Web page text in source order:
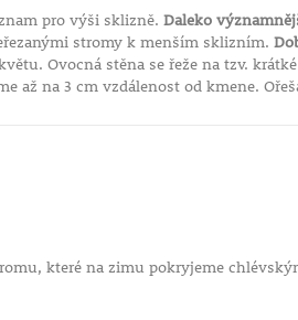
pro výši sklizně. Daleko
stromy k menším sklizním.
Ovocná stěna se řeže na tzv.
až na 3 cm vzdálenost od kmene.
které na zimu pokryjeme